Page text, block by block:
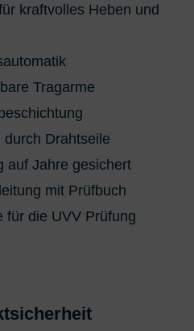
kraftvolles Heben und
Tragarme
Drahtseile
auf Jahre gesichert
mit Prüfbuch
für die UVV Prüfung